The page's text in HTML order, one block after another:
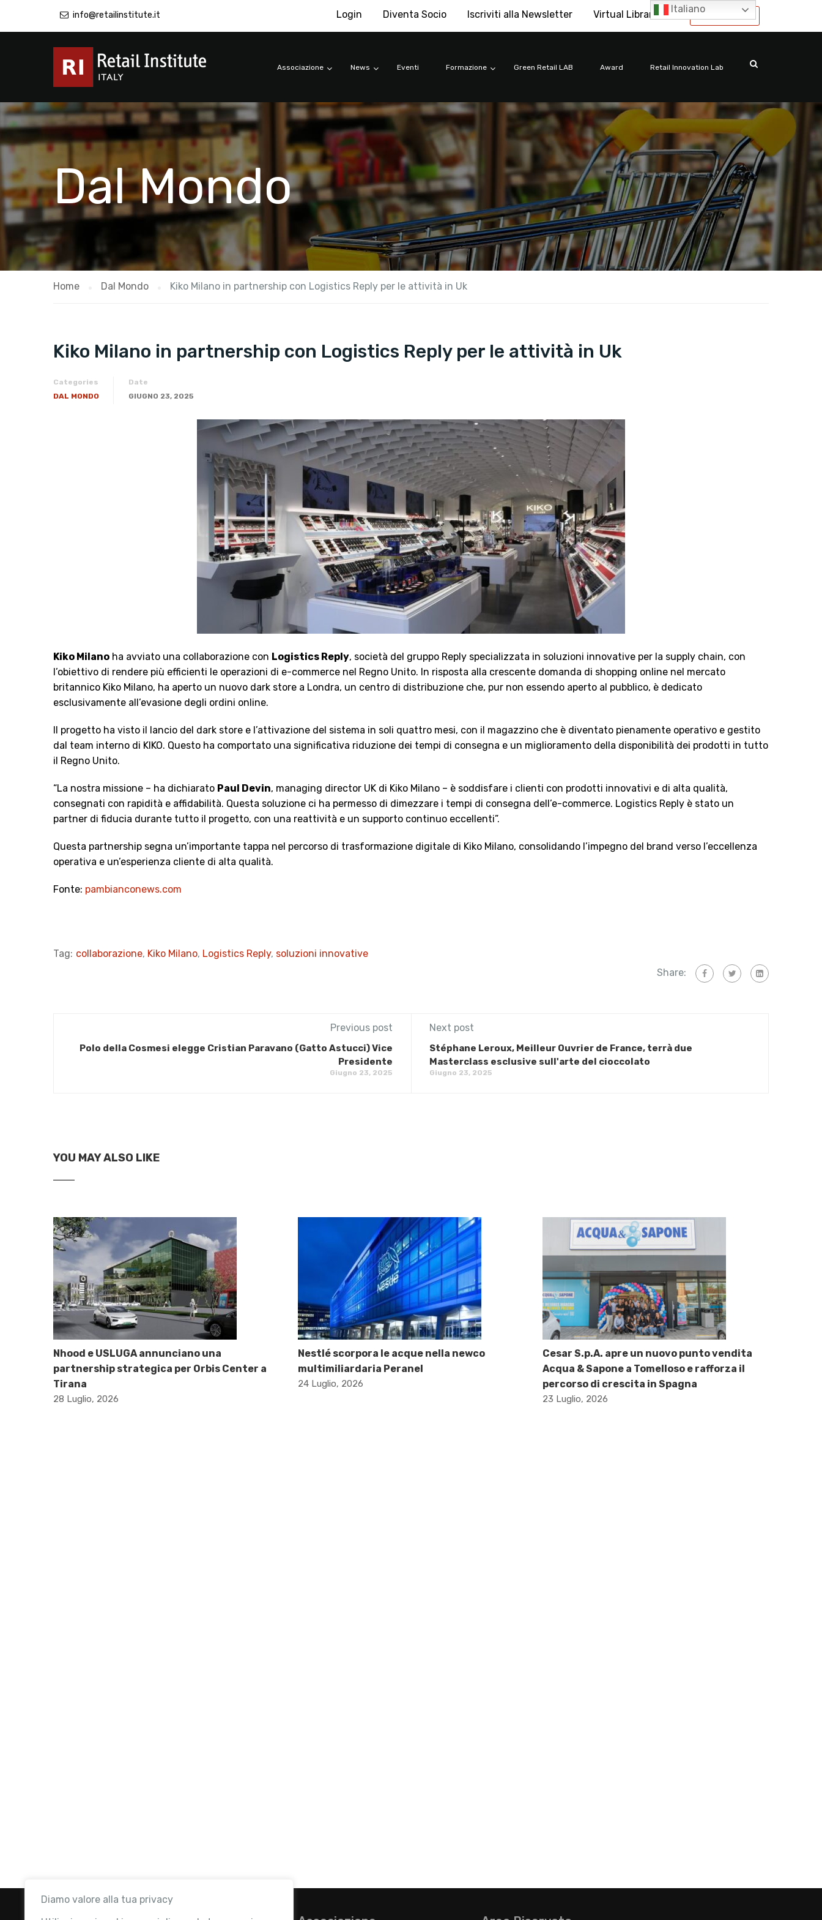
Diamo valore alla tua privacy
info@retailinstitute.it International
Login Diventa Socio Iscriviti alla Newsletter Virtual Library
Associazione News Eventi Formazione Green Retail LAB Award Retail Innovation Lab
Dal Mondo
Home Dal Mondo Kiko Milano in partnership con Logistics Reply per le attività in Uk
Kiko Milano in partnership con Logistics Reply per le attività in Uk
Categories
DAL MONDO
Date
GIUGNO 23, 2025
Kiko Milano ha avviato una collaborazione con Logistics Reply, società del gruppo Reply specializzata in soluzioni innovative per la supply chain, con
l’obiettivo di rendere più efficienti le operazioni di e-commerce nel Regno Unito. In risposta alla crescente domanda di shopping online nel mercato
britannico Kiko Milano, ha aperto un nuovo dark store a Londra, un centro di distribuzione che, pur non essendo aperto al pubblico, è dedicato
esclusivamente all’evasione degli ordini online.
Il progetto ha visto il lancio del dark store e l’attivazione del sistema in soli quattro mesi, con il magazzino che è diventato pienamente operativo e gestito
dal team interno di KIKO. Questo ha comportato una significativa riduzione dei tempi di consegna e un miglioramento della disponibilità dei prodotti in tutto
il Regno Unito.
“La nostra missione – ha dichiarato Paul Devin, managing director UK di Kiko Milano – è soddisfare i clienti con prodotti innovativi e di alta qualità,
consegnati con rapidità e affidabilità. Questa soluzione ci ha permesso di dimezzare i tempi di consegna dell’e-commerce. Logistics Reply è stato un
partner di fiducia durante tutto il progetto, con una reattività e un supporto continuo eccellenti”.
Questa partnership segna un’importante tappa nel percorso di trasformazione digitale di Kiko Milano, consolidando l’impegno del brand verso l’eccellenza
operativa e un’esperienza cliente di alta qualità.
Fonte: pambianconews.com
Tag: collaborazione, Kiko Milano, Logistics Reply, soluzioni innovative
Share:
Previous post
Polo della Cosmesi elegge Cristian Paravano (Gatto Astucci) Vice
Presidente
Giugno 23, 2025
Next post
Stéphane Leroux, Meilleur Ouvrier de France, terrà due
Masterclass esclusive sull'arte del cioccolato
Giugno 23, 2025
YOU MAY ALSO LIKE
Nhood e USLUGA annunciano una
partnership strategica per Orbis Center a
Tirana
28 Luglio, 2026
Nestlé scorpora le acque nella newco
multimiliardaria Peranel
24 Luglio, 2026
Cesar S.p.A. apre un nuovo punto vendita
Acqua & Sapone a Tomelloso e rafforza il
percorso di crescita in Spagna
23 Luglio, 2026
Italiano